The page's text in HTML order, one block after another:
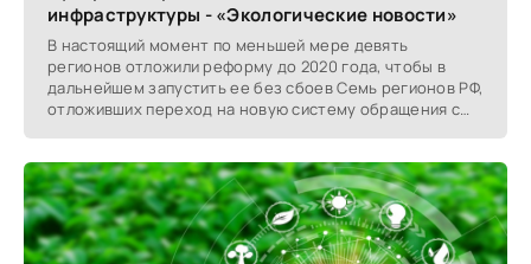
инфраструктуры - «Экологические новости»
В настоящий момент по меньшей мере девять
регионов отложили реформу до 2020 года, чтобы в
дальнейшем запустить ее без сбоев Семь регионов РФ,
отложивших переход на новую систему обращения с